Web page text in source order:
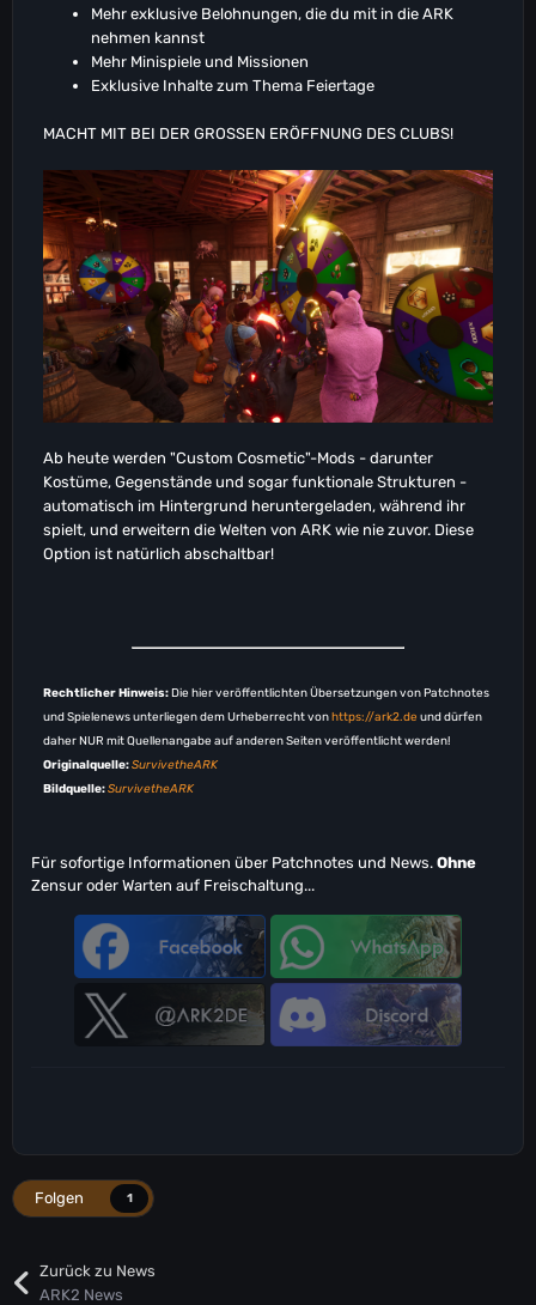
Mehr exklusive Belohnungen, die du mit in die ARK
nehmen kannst
Mehr Minispiele und Missionen
Exklusive Inhalte zum Thema Feiertage
MACHT MIT BEI DER GROSSEN ERÖFFNUNG DES CLUBS!
Ab heute werden "Custom Cosmetic"-Mods - darunter
Kostüme, Gegenstände und sogar funktionale Strukturen -
automatisch im Hintergrund heruntergeladen, während ihr
spielt, und erweitern die Welten von ARK wie nie zuvor. Diese
Option ist natürlich abschaltbar!
Rechtlicher Hinweis:Die hier veröffentlichten Übersetzungen von Patchnotes
und Spielenews unterliegen dem Urheberrecht vonhttps://ark2.de und dürfen
daher NUR mit Quellenangabe auf anderen Seiten veröffentlicht werden!
Originalquelle:SurvivetheARK
Bildquelle:SurvivetheARK
Für sofortige Informationen über Patchnotes und News. Ohne
Zensur oder Warten auf Freischaltung...
Folgen 1
Zurück zu News
ARK2 News